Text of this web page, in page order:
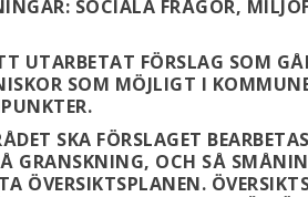
SOCIALA FRÅGOR,
UTARBETAT FÖRSLAG SOM
SOM MÖJLIGT I
SKA FÖRSLAGET
GRANSKNING, OCH SÅ
ÖVERSIKTSPLANEN.